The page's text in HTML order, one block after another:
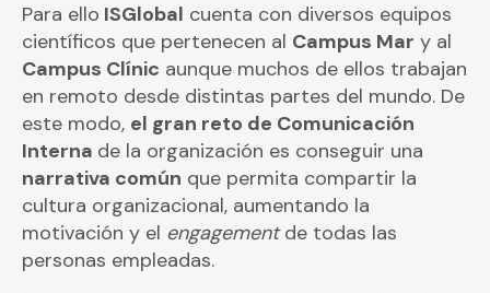
Para ello ISGlobal cuenta con diversos equipos
científicos que pertenecen al Campus Mar y al
Campus Clínic aunque muchos de ellos trabajan
en remoto desde distintas partes del mundo. De
este modo, el gran reto de Comunicación
Interna de la organización es conseguir una
narrativa común que permita compartir la
cultura organizacional, aumentando la
motivación y el engagementde todas las
personas empleadas.